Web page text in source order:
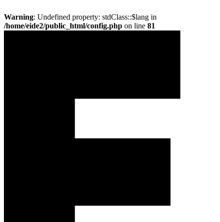
Warning: Undefined property: stdClass::$lang in
/home/eide2/public_html/config.php on line 81